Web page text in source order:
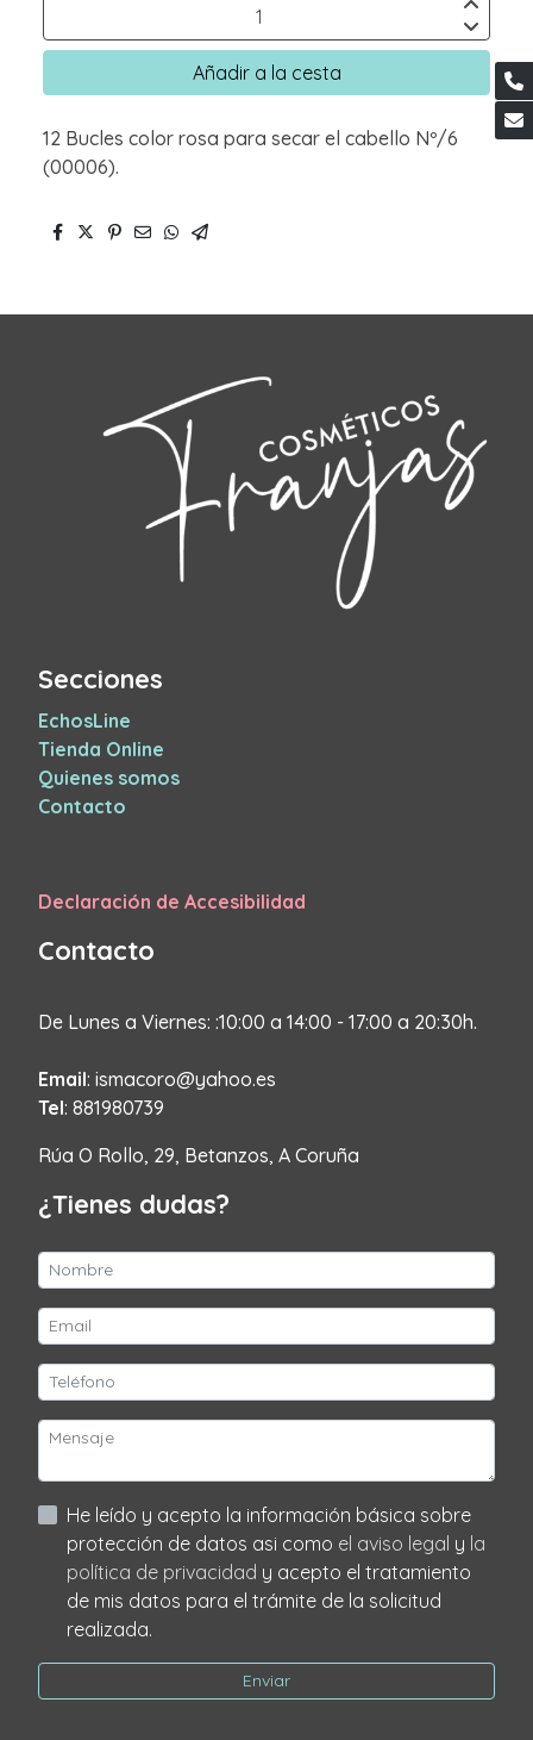
Añadir a la cesta
12 Bucles color rosa para secar el cabello Nº/6
(00006).
Secciones
EchosLine
Tienda Online
Quienes somos
Contacto
Declaración de Accesibilidad
Contacto
De Lunes a Viernes: :10:00 a 14:00 - 17:00 a 20:30h.
Email: ismacoro@yahoo.es
Tel: 881980739
Rúa O Rollo, 29, Betanzos, A Coruña
¿Tienes dudas?
He leído y acepto la información básica sobre
protección de datos asi como el aviso legal y la
política de privacidad y acepto el tratamiento
de mis datos para el trámite de la solicitud
realizada.
Enviar